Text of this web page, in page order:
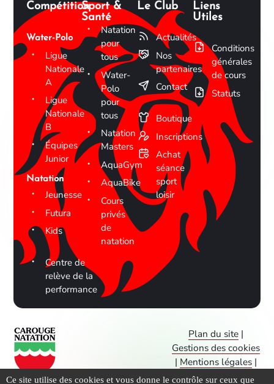
Compétition
Water-Polo
Ligue
Nationale
A
Ligue
Nationale
B
Équipes
Junior
Natation
Jeunesse
Futura
Kids
Centre de
relève de la
performance
Sport &
Santé
Natation
pour
tous
Water-
Polo
pour
tous
Natation
Masters
AquaGym
AquaBike
Cours
privés
de
natation
Le Club
Actualités
Nos
partenaires
Contact
Boutique
Inscriptions
Achat
séance
sport
loisir
Liens
Utiles
Conditions
générales
de cours
Statuts
Plan du site|
Gestions des cookies
| Mentions légales|
CGV
Ce site utilise des cookies et vous donne le contrôle sur ceux que